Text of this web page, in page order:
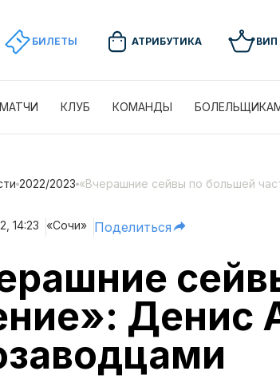
БИЛЕТЫ АТРИБУТИКА ВИП
МАТЧИ КЛУБ КОМАНДЫ
2022/2023 «Вчерашние сейвы по большей
14:23 «Сочи» Поделиться
Денис